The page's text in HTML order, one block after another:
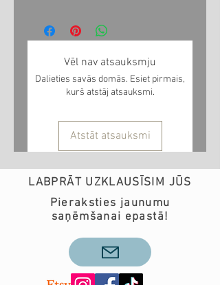
Vēl nav atsauksmju
Dalieties savās domās. Esiet pirmais,
kurš atstāj atsauksmi.
Atstāt atsauksmi
LABPRĀT UZKLAUSĪSIM JŪS
Pieraksties jaunumu
saņēmšanai epastā!